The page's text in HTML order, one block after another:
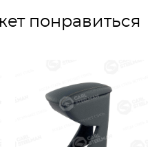
понравиться